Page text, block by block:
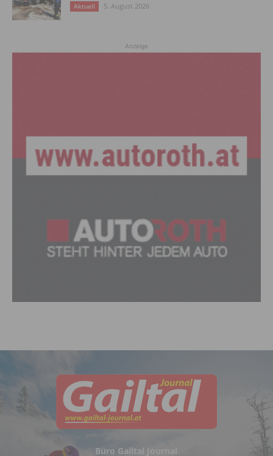
Aktuell 5. August 2026
Anzeige
Büro Gailtal Journal